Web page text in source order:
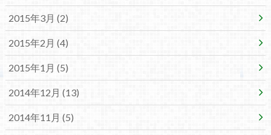
2015年3月 (2)
2015年2月 (4)
2015年1月 (5)
2014年12月 (13)
2014年11月 (5)